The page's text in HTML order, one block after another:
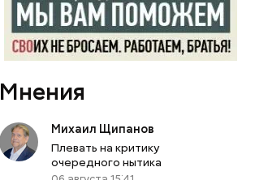
Мнения
Михаил Щипанов
Плевать на критику
очередного нытика